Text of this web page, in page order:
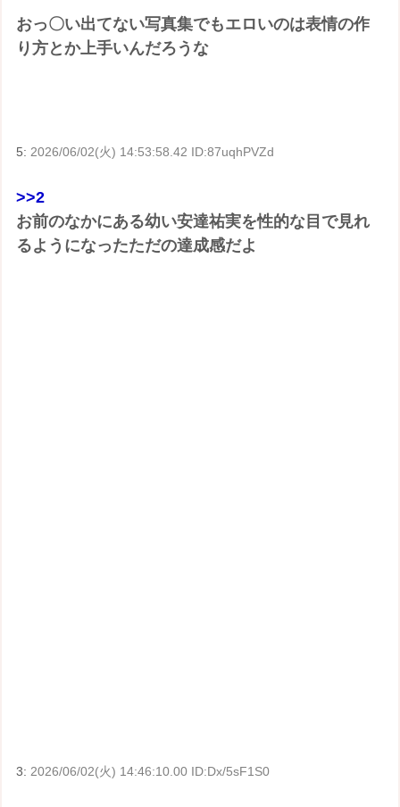
おっ〇い出てない写真集でもエロいのは表情の作
り方とか上手いんだろうな
5: 2026/06/02(火) 14:53:58.42 ID:87uqhPVZd
>>2
お前のなかにある幼い安達祐実を性的な目で見れ
るようになったただの達成感だよ
3:2026/06/02(火) 14:46:10.00 ID:Dx/5sF1S0